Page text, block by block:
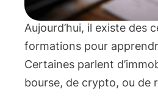
Aujourd’hui, il existe des
formations pour
Certaines parlent
bourse, de crypto, ou de